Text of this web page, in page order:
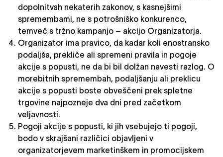
dopolnitvah nekaterih zakonov, s kasnejšimi
spremembami, ne s potrošniško konkurenco,
temveč s tržno kampanjo – akcijo Organizatorja.
Organizator ima pravico, da kadar koli enostransko
podaljša, prekliče ali spremeni pravila in pogoje
akcije s popusti, ne da bi bil dolžan navesti razlog. O
morebitnih spremembah, podaljšanju ali preklicu
akcije s popusti boste obveščeni prek spletne
trgovine najpozneje dva dni pred začetkom
veljavnosti.
Pogoji akcije s popusti, ki jih vsebujejo ti pogoji,
bodo v skrajšani različici objavljeni v
organizatorjevem marketinškem in promocijskem